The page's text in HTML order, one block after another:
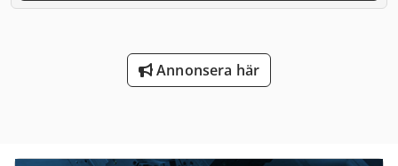
Annonsera här